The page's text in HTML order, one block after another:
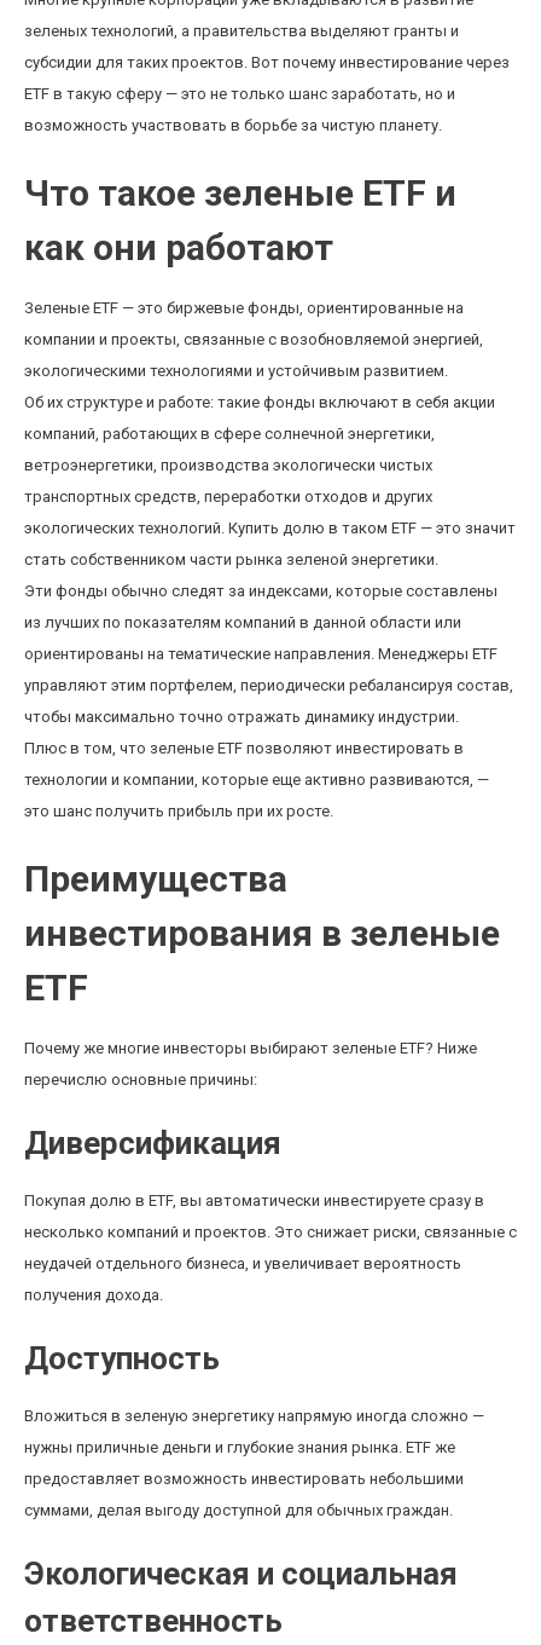
зеленых технологий, а правительства выделяют гранты и
субсидии для таких проектов. Вот почему инвестирование через
ETF в такую сферу — это не только шанс заработать, но и
возможность участвовать в борьбе за чистую планету.
Что такое зеленые ETF и
как они работают
Зеленые ETF — это биржевые фонды, ориентированные на
компании и проекты, связанные с возобновляемой энергией,
экологическими технологиями и устойчивым развитием.
Об их структуре и работе: такие фонды включают в себя акции
компаний, работающих в сфере солнечной энергетики,
ветроэнергетики, производства экологически чистых
транспортных средств, переработки отходов и других
экологических технологий. Купить долю в таком ETF — это значит
стать собственником части рынка зеленой энергетики.
Эти фонды обычно следят за индексами, которые составлены
из лучших по показателям компаний в данной области или
ориентированы на тематические направления. Менеджеры ETF
управляют этим портфелем, периодически ребалансируя состав,
чтобы максимально точно отражать динамику индустрии.
Плюс в том, что зеленые ETF позволяют инвестировать в
технологии и компании, которые еще активно развиваются, —
это шанс получить прибыль при их росте.
Преимущества
инвестирования в зеленые
ETF
Почему же многие инвесторы выбирают зеленые ETF? Ниже
перечислю основные причины:
Диверсификация
Покупая долю в ETF, вы автоматически инвестируете сразу в
несколько компаний и проектов. Это снижает риски, связанные с
неудачей отдельного бизнеса, и увеличивает вероятность
получения дохода.
Доступность
Вложиться в зеленую энергетику напрямую иногда сложно —
нужны приличные деньги и глубокие знания рынка. ETF же
предоставляет возможность инвестировать небольшими
суммами, делая выгоду доступной для обычных граждан.
Экологическая и социальная
ответственность